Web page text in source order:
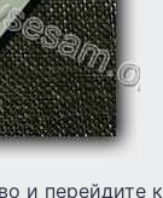
и перейдите к